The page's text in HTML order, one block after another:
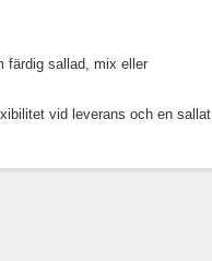
färdig sallad, mix eller
vid leverans och en sallat